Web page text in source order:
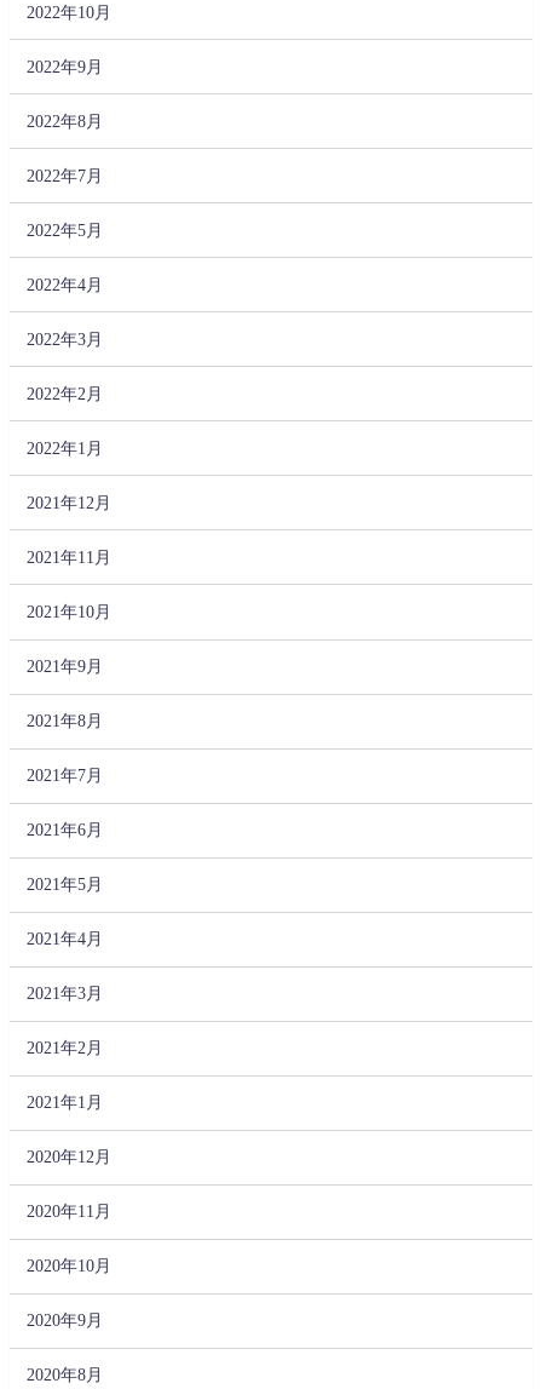
2022年10月
2022年9月
2022年8月
2022年7月
2022年5月
2022年4月
2022年3月
2022年2月
2022年1月
2021年12月
2021年11月
2021年10月
2021年9月
2021年8月
2021年7月
2021年6月
2021年5月
2021年4月
2021年3月
2021年2月
2021年1月
2020年12月
2020年11月
2020年10月
2020年9月
2020年8月